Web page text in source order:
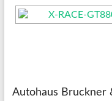
Autohaus Bruckner